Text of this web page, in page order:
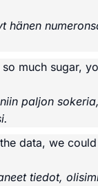
hänen
so much sugar,
paljon
data, we
tiedot,